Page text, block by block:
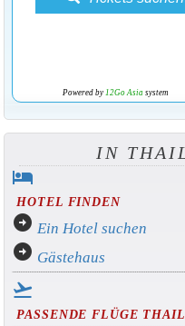
Powered by12Go Asia system
IN
hotel
HOTEL FINDEN
arrow_circle_right Ein Hotel suchen
arrow_circle_right Gästehaus
flight_takeoff
PASSENDE FLÜGE